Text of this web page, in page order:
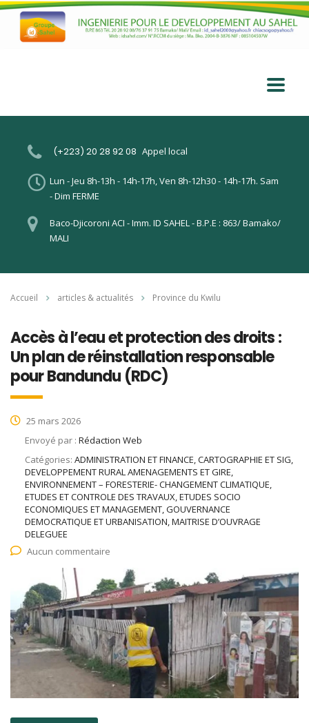
(+223) 20 28 92 08 Appel local
Lun - Jeu 8h-13h - 14h-17h, Ven 8h-12h30 - 14h-17h. Sam
- Dim FERME
Baco-Djicoroni ACI - Imm. ID SAHEL - B.P.E : 863/ Bamako/
MALI
Accueil articles & actualités Province du Kwilu
Accès à l’eau et protection des droits :
Un plan de réinstallation responsable
pour Bandundu (RDC)
25 mars 2026
Envoyé par : Rédaction Web
Catégories: ADMINISTRATION ET FINANCE, CARTOGRAPHIE ET SIG,
DEVELOPPEMENT RURAL AMENAGEMENTS ET GIRE,
ENVIRONNEMENT – FORESTERIE- CHANGEMENT CLIMATIQUE,
ETUDES ET CONTROLE DES TRAVAUX, ETUDES SOCIO
ECONOMIQUES ET MANAGEMENT, GOUVERNANCE
DEMOCRATIQUE ET URBANISATION, MAITRISE D’OUVRAGE
DELEGUEE
Aucun commentaire